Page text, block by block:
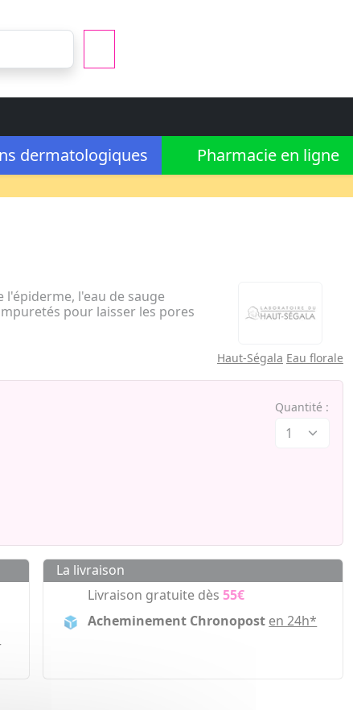
dermatologiques
Pharmacie en ligne
l'eau de sauge
pour laisser les pores
Haut-Ségala Eau florale
Quantité :
La livraison
Livraison gratuite dès55€
Acheminement Chronopost en 24h*